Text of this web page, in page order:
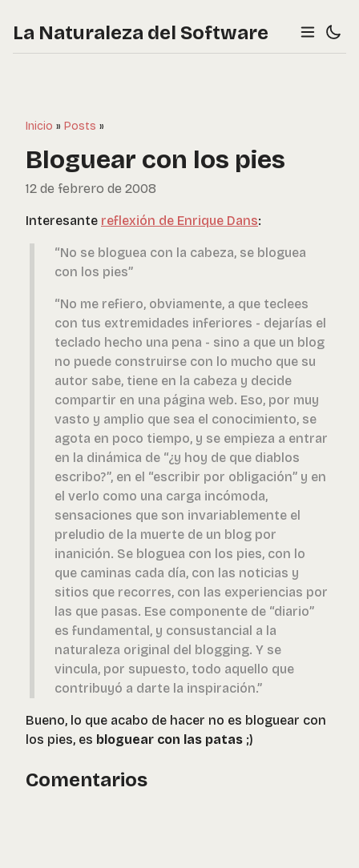
La Naturaleza del Software
Inicio » Posts »
Bloguear con los pies
12 de febrero de 2008
Interesante reflexión de Enrique Dans:
“No se bloguea con la cabeza, se bloguea
con los pies”
“No me refiero, obviamente, a que teclees
con tus extremidades inferiores - dejarías el
teclado hecho una pena - sino a que un blog
no puede construirse con lo mucho que su
autor sabe, tiene en la cabeza y decide
compartir en una página web. Eso, por muy
vasto y amplio que sea el conocimiento, se
agota en poco tiempo, y se empieza a entrar
en la dinámica de “¿y hoy de que diablos
escribo?”, en el “escribir por obligación” y en
el verlo como una carga incómoda,
sensaciones que son invariablemente el
preludio de la muerte de un blog por
inanición. Se bloguea con los pies, con lo
que caminas cada día, con las noticias y
sitios que recorres, con las experiencias por
las que pasas. Ese componente de “diario”
es fundamental, y consustancial a la
naturaleza original del blogging. Y se
vincula, por supuesto, todo aquello que
contribuyó a darte la inspiración.”
Bueno, lo que acabo de hacer no es bloguear con
los pies, es bloguear con las patas ;)
Comentarios